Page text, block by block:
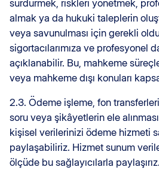
sürdürmek, riskleri yönetmek,
almak ya da hukuki taleplerin
veya savunulması için gerekli
sigortacılarımıza ve profesyonel
açıklanabilir. Bu, mahkeme
veya mahkeme dışı konuları
2.3. Ödeme işleme, fon
soru veya şikâyetlerin ele
kişisel verilerinizi ödeme hizmeti
paylaşabiliriz. Hizmet sunum
ölçüde bu sağlayıcılarla paylaşırız.